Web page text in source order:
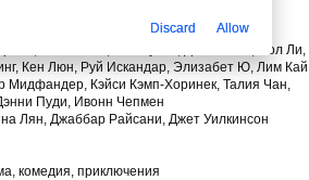
Киавентио, Иэн Аусли, Даллас Лю, Пол Ли,
Кен Люн, Руй Искандар, Элизабет Ю, Лим Кай
Кэйси Кэмп-Хоринек, Талия Чан,
Пуди, Ивонн Чепмен
Лян, Джаббар Райсани, Джет Уилкинсон
комедия, приключения
Discard Allow